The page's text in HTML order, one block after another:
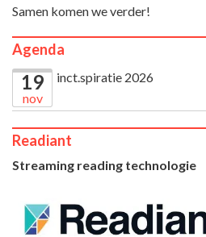
Samen komen we verder!
Agenda
19
nov
inct.spiratie 2026
Readiant
Streaming reading technologie